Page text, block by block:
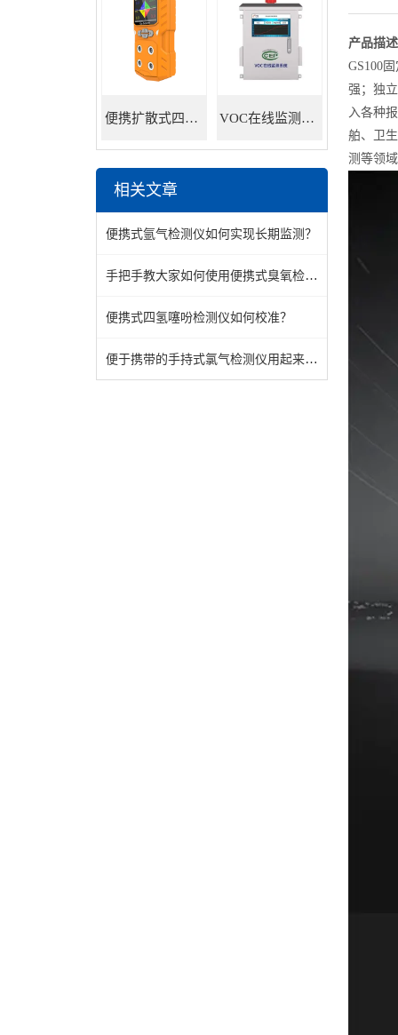
便携扩散式四合一气体检测仪 VOC在线监测系统
相关文章
便携式氩气检测仪如何实现长期监测？
手把手教大家如何使用便携式臭氧检测仪
便携式四氢噻吩检测仪如何校准？
便于携带的手持式氯气检测仪用起来有多方便？
产品描述
GS100
强；独
入各种
舶、卫
测等领